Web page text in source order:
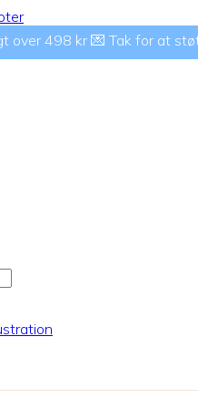
over 498 kr 💌 Tak for at